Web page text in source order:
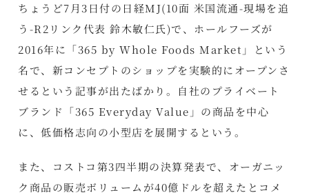
ちょうど7月3日付の日経MJ(10面 米国流通-現場を追
う-R2リンク代表 鈴木敏仁氏)で、ホールフーズが
2016年に「365 by Whole Foods Market」という
名で、新コンセプトのショップを実験的にオープンさ
せるという記事が出たばかり。自社のプライベート
ブランド「365 Everyday Value」の商品を中心
に、低価格志向の小型店を展開するという。
また、コストコ第3四半期の決算発表で、オーガニッ
ク商品の販売ボリュームが40億ドルを超えたとコメ